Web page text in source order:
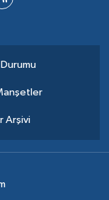
Arşivi